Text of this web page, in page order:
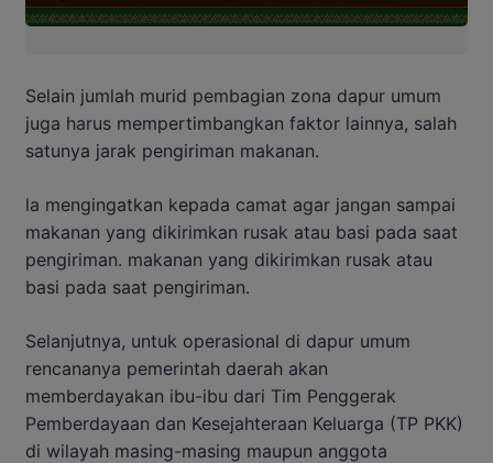
Selain jumlah murid pembagian zona dapur umum
juga harus mempertimbangkan faktor lainnya, salah
satunya jarak pengiriman makanan.
la mengingatkan kepada camat agar jangan sampai
makanan yang dikirimkan rusak atau basi pada saat
pengiriman. makanan yang dikirimkan rusak atau
basi pada saat pengiriman.
Selanjutnya, untuk operasional di dapur umum
rencananya pemerintah daerah akan
memberdayakan ibu-ibu dari Tim Penggerak
Pemberdayaan dan Kesejahteraan Keluarga (TP PKK)
di wilayah masing-masing maupun anggota